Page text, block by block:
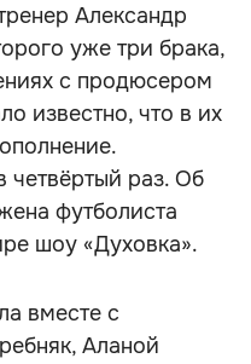
Александр
уже три брака,
с продюсером
известно, что в их
четвёртый раз. Об
футболиста
шоу «Духовка».
вместе с
Аланой